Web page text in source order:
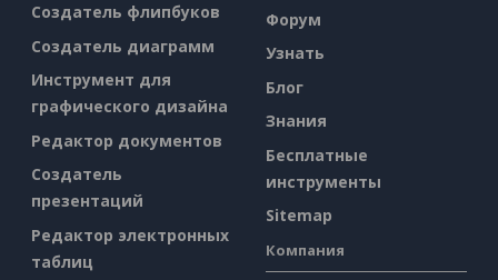
Создатель флипбуков
Создатель диаграмм
Инструмент для
графического дизайна
Редактор документов
Создатель
презентаций
Редактор электронных
таблиц
Форум
Узнать
Блог
Знания
Бесплатные
инструменты
Sitemap
Компания